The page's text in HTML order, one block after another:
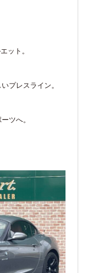
ット。
プレスライン。
ツへ。